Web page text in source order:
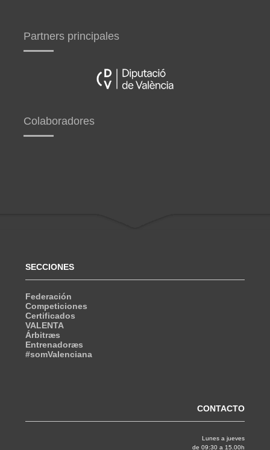
Partners principales
Colaboradores
SECCIONES
Federación
Competiciones
Certificados
VALENTA
Árbitræs
Entrenadoræs
#somValenciana
CONTACTO
Lunes a jueves
de 09:30 a 15.00h